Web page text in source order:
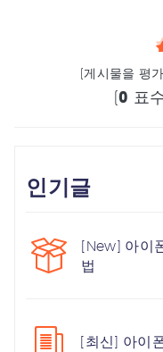
(게시물을 평
(0 표
인기글
[New] 아이
법
[최신] 아이